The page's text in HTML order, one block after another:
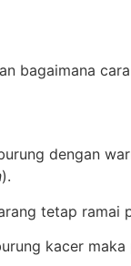
bagaimana
dengan
).
tetap ramai
kacer